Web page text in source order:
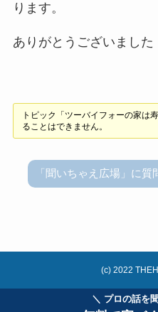
＼ プロの話を
ります。
ありがとうございました
トピック「ツーバイフォーの家は
ることはできません。
「聞いちゃえ広場」に質
(c) 2022